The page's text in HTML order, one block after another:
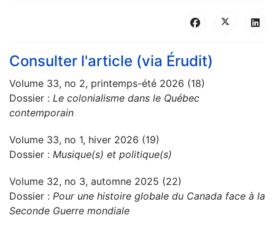
Consulter l'article (via Érudit)
Volume 33, no 2, printemps-été 2026 (18)
Dossier : Le colonialisme dans le Québec
contemporain
Volume 33, no 1, hiver 2026 (19)
Dossier : Musique(s) et politique(s)
Volume 32, no 3, automne 2025 (22)
Dossier : Pour une histoire globale du Canada face à la
Seconde Guerre mondiale